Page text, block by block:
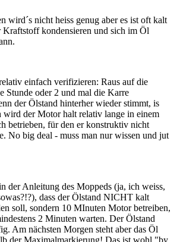
wird´s nicht heiss genug aber es ist oft kalt
Kraftstoff kondensieren und sich im Öl
einfach verifizieren: Raus auf die
Stunde oder 2 und mal die Karre
der Ölstand hinterher wieder stimmt, is
wird der Motor halt relativ lange in einem
betrieben, für den er konstruktiv nicht
No big deal - muss man nur wissen und jut
der Anleitung des Moppeds (ja, ich weiss,
dass der Ölstand NICHT kalt
soll, sondern 10 MInuten Motor betreiben,
2 Minuten warten. Der Ölstand
Am nächsten Morgen steht aber das Öl
der Maximalmarkierung! Das ist wohl "by